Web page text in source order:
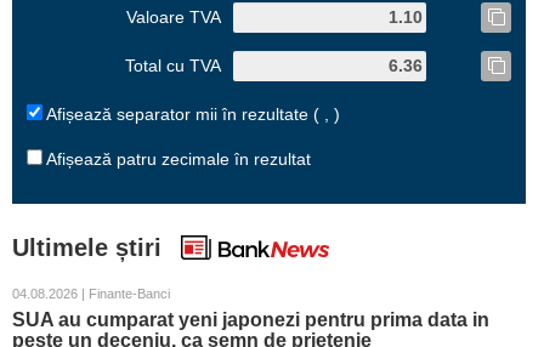
Valoare TVA
Total cu TVA
Afișează separator mii în rezultate ( , )
Afișează patru zecimale în rezultat
Ultimele știri
04.08.2026 | Finante-Banci
SUA au cumparat yeni japonezi pentru prima data in
peste un deceniu, ca semn de prietenie